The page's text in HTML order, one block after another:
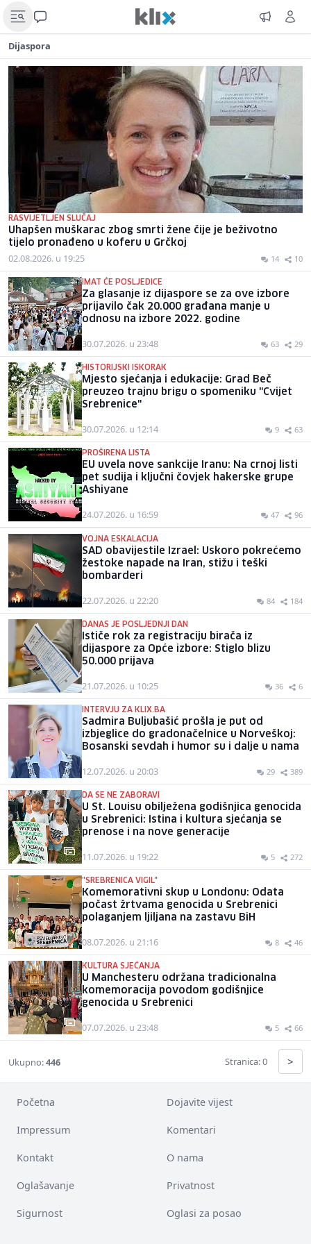
Dijaspora
RASVIJETLJEN SLUČAJ
Uhapšen muškarac zbog smrti žene čije je beživotno
tijelo pronađeno u koferu u Grčkoj
02.08.2026. u 19:25 14 10
IMAT ĆE POSLJEDICE
Za glasanje iz dijaspore se za ove izbore
prijavilo čak 20.000 građana manje u
odnosu na izbore 2022. godine
30.07.2026. u 23:48 63 29
HISTORIJSKI ISKORAK
Mjesto sjećanja i edukacije: Grad Beč
preuzeo trajnu brigu o spomeniku "Cvijet
Srebrenice"
30.07.2026. u 12:14 9 63
PROŠIRENA LISTA
EU uvela nove sankcije Iranu: Na crnoj listi
pet sudija i ključni čovjek hakerske grupe
Ashiyane
24.07.2026. u 16:59 47 96
VOJNA ESKALACIJA
SAD obavijestile Izrael: Uskoro pokrećemo
žestoke napade na Iran, stižu i teški
bombarderi
22.07.2026. u 22:20 84 184
DANAS JE POSLJEDNJI DAN
Ističe rok za registraciju birača iz
dijaspore za Opće izbore: Stiglo blizu
50.000 prijava
21.07.2026. u 10:25 36 6
INTERVJU ZA KLIX.BA
Sadmira Buljubašić prošla je put od
izbjeglice do gradonačelnice u Norveškoj:
Bosanski sevdah i humor su i dalje u nama
12.07.2026. u 20:03 29 389
DA SE NE ZABORAVI
U St. Louisu obilježena godišnjica genocida
u Srebrenici: Istina i kultura sjećanja se
prenose i na nove generacije
11.07.2026. u 19:22 5 272
"SREBRENICA VIGIL"
Komemorativni skup u Londonu: Odata
počast žrtvama genocida u Srebrenici
polaganjem ljiljana na zastavu BiH
08.07.2026. u 21:16 8 46
KULTURA SJEĆANJA
U Manchesteru održana tradicionalna
komemoracija povodom godišnjice
genocida u Srebrenici
07.07.2026. u 23:48 5 66
Ukupno:446 Stranica: 0 >
Početna Dojavite vijest
Impressum Komentari
Kontakt O nama
Oglašavanje Privatnost
Sigurnost Oglasi za posao